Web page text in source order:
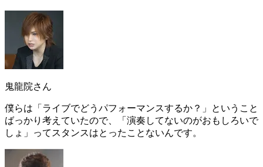
鬼龍院さん
僕らは「ライブでどうパフォーマンスするか？」ということ
ばっかり考えていたので、「演奏してないのがおもしろいで
しょ」ってスタンスはとったことないんです。